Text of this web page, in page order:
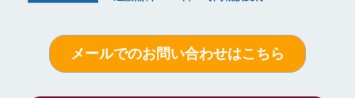
メールでのお問い合わせはこちら